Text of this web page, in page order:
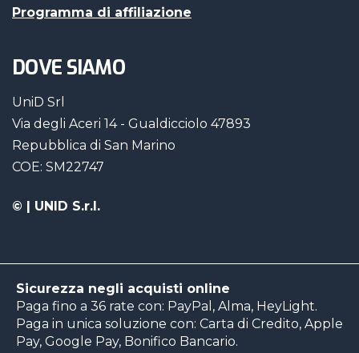
Programma di affiliazione
DOVE SIAMO
UniD Srl
Via degli Aceri 14 - Gualdicciolo 47893
Repubblica di San Marino
COE: SM22747
© | UNID S.r.l.
Sicurezza negli acquisti online
Paga fino a 36 rate con: PayPal, Alma, HeyLight.
Paga in unica soluzione con: Carta di Credito, Apple
Pay, Google Pay, Bonifico Bancario.